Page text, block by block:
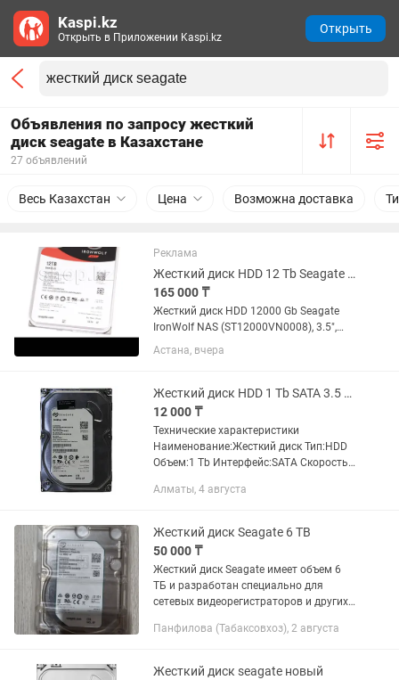
Объявления по запросу жесткий
диск seagate в Казахстане
27 объявлений
Весь Казахстан Цена Возможна доставка
Реклама
Жесткий диск HDD 12 Tb Seagate IronWolf NAS (ST12000VN0008), 3.5, 256Mb, но
165 000 ₸
Жесткий диск HDD 12000 Gb Seagate
IronWolf NAS (ST12000VN0008), 3.5",
256Mb, 7200rpm, SATA III, новый,
куплены в белом ветре
Астана, вчера
Жесткий диск HDD 1 Tb SATA 3.5 Seagate
12 000 ₸
Технические характеристики
Наименование:Жесткий диск Тип:HDD
Объем:1 Tb Интерфейс:SATA Скорость
Пропускная способность:6 Гбит/сек
настольного...
Алматы, 4 августа
Жесткий диск Seagate 6 TB
50 000 ₸
Жесткий диск Seagate имеет объем 6
ТБ и разработан специально для
сетевых видеорегистраторов и других
предназначена для работы
CMR...
Панфилова (Табаксовхоз), 2 августа
Жесткий диск seagate новый
Kaspi.kz
Открыть в Приложении Kaspi.kz
Открыть